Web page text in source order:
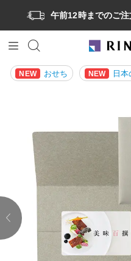
午前12時までのご
NEW おせち NEW 日
prev